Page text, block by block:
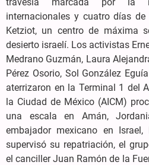
internacionales y cuatro días
Ketziot, un centro de máxima
desierto israelí. Los activistas
Medrano Guzmán, Laura
Pérez Osorio, Sol González
aterrizaron en la Terminal 1 del
la Ciudad de México (AICM)
una escala en Amán,
embajador mexicano en Israel,
supervisó su repatriación, el
el canciller Juan Ramón de la